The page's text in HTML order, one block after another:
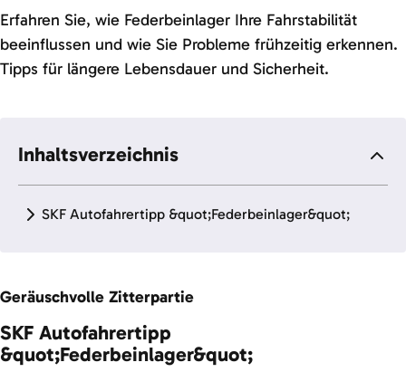
Erfahren Sie, wie Federbeinlager Ihre Fahrstabilität
beeinflussen und wie Sie Probleme frühzeitig erkennen.
Tipps für längere Lebensdauer und Sicherheit.
Inhaltsverzeichnis
SKF Autofahrertipp &quot;Federbeinlager&quot;
Geräuschvolle Zitterpartie
SKF Autofahrertipp
&quot;Federbeinlager&quot;